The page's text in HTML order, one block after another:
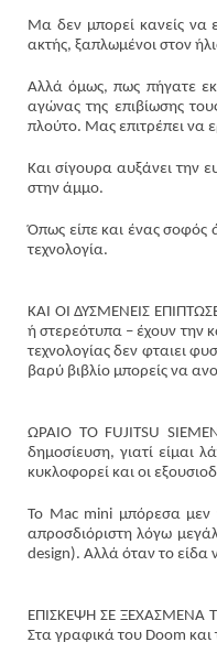
Μα δεν μπορεί κανείς να
ακτής, ξαπλωμένοι στον
Αλλά όμως, πως πήγατε
αγώνας της επιβίωσης
πλούτο. Μας επιτρέπει να
Και σίγουρα αυξάνει την
στην άμμο.
Όπως είπε και ένας σοφός
τεχνολογία.
ΚΑΙ ΟΙ ΔΥΣΜΕΝΕΙΣ
ή στερεότυπα – έχουν την
τεχνολογίας δεν φταιει
βαρύ βιβλίο μπορείς να
ΩΡΑΙΟ ΤΟ FUJITSU
δημοσίευση, γιατί είμαι
κυκλοφορεί και οι
Το Mac mini μπόρεσα μεν
απροσδιόριστη λόγω
design). Αλλά όταν το είδα
ΕΠΙΣΚΕΨΗ ΣΕ ΞΕΧΑΣΜΕΝΑ
Στα γραφικά του Doom και